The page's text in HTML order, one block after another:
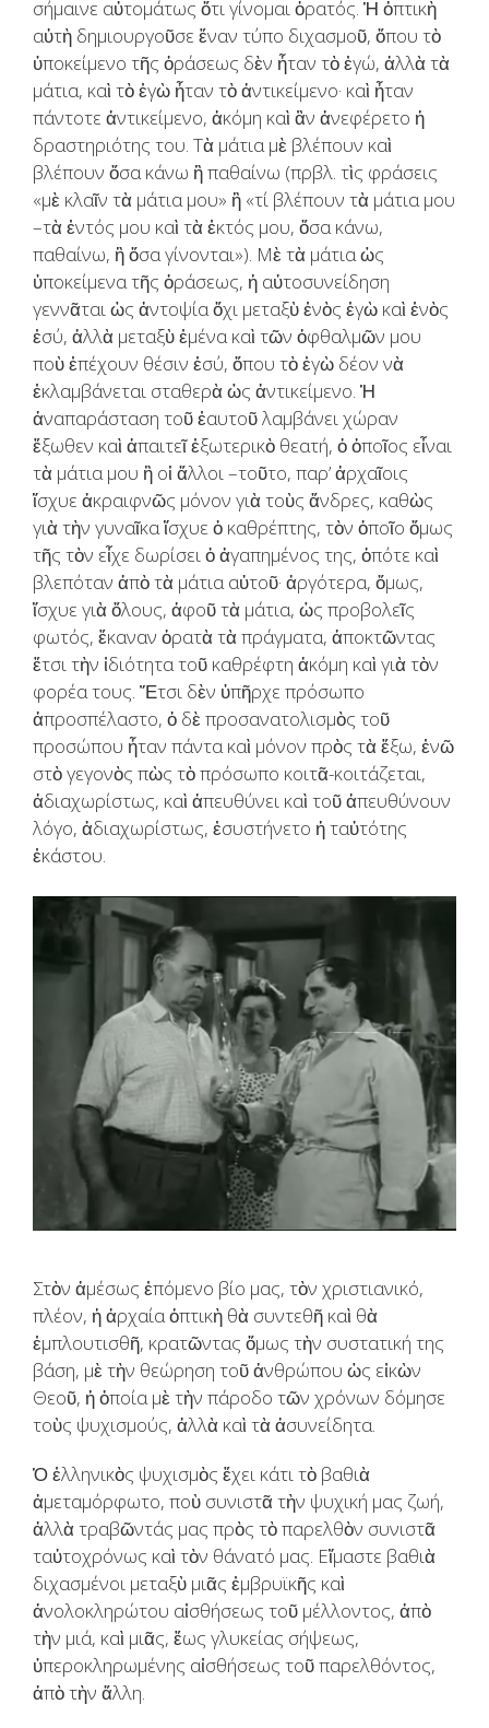
σήμαινε αὐτομάτως ὅτι γίνομαι ὁρατός. Ἡ ὀπτικὴ
αὐτὴ δημιουργοῦσε ἕναν τύπο διχασμοῦ, ὅπου τὸ
ὑποκείμενο τῆς ὁράσεως δὲν ἦταν τὸ ἐγώ, ἀλλὰ τὰ
μάτια, καὶ τὸ ἐγὼ ἦταν τὸ ἀντικείμενο· καὶ ἦταν
πάντοτε ἀντικείμενο, ἀκόμη καὶ ἂν ἀνεφέρετο ἡ
δραστηριότης του. Τὰ μάτια μὲ βλέπουν καὶ
βλέπουν ὅσα κάνω ἢ παθαίνω (πρβλ. τὶς φράσεις
«μὲ κλαῖν τὰ μάτια μου» ἢ «τί βλέπουν τὰ μάτια μου
–τὰ ἐντός μου καὶ τὰ ἐκτός μου, ὅσα κάνω,
παθαίνω, ἢ ὅσα γίνονται»). Μὲ τὰ μάτια ὡς
ὑποκείμενα τῆς ὁράσεως, ἡ αὐτοσυνείδηση
γεννᾶται ὡς ἀντοψία ὄχι μεταξὺ ἑνὸς ἐγὼ καὶ ἑνὸς
ἐσύ, ἀλλὰ μεταξὺ ἐμένα καὶ τῶν ὀφθαλμῶν μου
ποὺ ἐπέχουν θέσιν ἐσύ, ὅπου τὸ ἐγὼ δέον νὰ
ἐκλαμβάνεται σταθερὰ ὡς ἀντικείμενο. Ἡ
ἀναπαράσταση τοῦ ἑαυτοῦ λαμβάνει χώραν
ἔξωθεν καὶ ἀπαιτεῖ ἐξωτερικὸ θεατή, ὁ ὁποῖος εἶναι
τὰ μάτια μου ἢ οἱ ἄλλοι –τοῦτο, παρ’ ἀρχαῖοις
ἴσχυε ἀκραιφνῶς μόνον γιὰ τοὺς ἄνδρες, καθὼς
γιὰ τὴν γυναῖκα ἴσχυε ὁ καθρέπτης, τὸν ὁποῖο ὅμως
τῆς τὸν εἶχε δωρίσει ὁ ἀγαπημένος της, ὁπότε καὶ
βλεπόταν ἀπὸ τὰ μάτια αὐτοῦ· ἀργότερα, ὅμως,
ἴσχυε γιὰ ὅλους, ἀφοῦ τὰ μάτια, ὡς προβολεῖς
φωτός, ἔκαναν ὁρατὰ τὰ πράγματα, ἀποκτῶντας
ἔτσι τὴν ἰδιότητα τοῦ καθρέφτη ἀκόμη καὶ γιὰ τὸν
φορέα τους. Ἔτσι δὲν ὑπῆρχε πρόσωπο
ἀπροσπέλαστο, ὁ δὲ προσανατολισμὸς τοῦ
προσώπου ἦταν πάντα καὶ μόνον πρὸς τὰ ἔξω, ἐνῶ
στὸ γεγονὸς πὼς τὸ πρόσωπο κοιτᾶ-κοιτάζεται,
ἀδιαχωρίστως, καὶ ἀπευθύνει καὶ τοῦ ἀπευθύνουν
λόγο, ἀδιαχωρίστως, ἐσυστήνετο ἡ ταὐτότης
ἑκάστου.
Στὸν ἀμέσως ἐπόμενο βίο μας, τὸν χριστιανικό,
πλέον, ἡ ἀρχαία ὀπτικὴ θὰ συντεθῆ καὶ θὰ
ἐμπλουτισθῆ, κρατῶντας ὅμως τὴν συστατική της
βάση, μὲ τὴν θεώρηση τοῦ ἀνθρώπου ὡς εἰκὼν
Θεοῦ, ἡ ὁποία μὲ τὴν πάροδο τῶν χρόνων δόμησε
τοὺς ψυχισμούς, ἀλλὰ καὶ τὰ ἀσυνείδητα.
Ὁ ἑλληνικὸς ψυχισμὸς ἔχει κάτι τὸ βαθιὰ
ἀμεταμόρφωτο, ποὺ συνιστᾶ τὴν ψυχική μας ζωή,
ἀλλὰ τραβῶντάς μας πρὸς τὸ παρελθὸν συνιστᾶ
ταὐτοχρόνως καὶ τὸν θάνατό μας. Εἴμαστε βαθιὰ
διχασμένοι μεταξὺ μιᾶς ἐμβρυϊκῆς καὶ
ἀνολοκληρώτου αἰσθήσεως τοῦ μέλλοντος, ἀπὸ
τὴν μιά, καὶ μιᾶς, ἕως γλυκείας σήψεως,
ὑπεροκληρωμένης αἰσθήσεως τοῦ παρελθόντος,
ἀπὸ τὴν ἄλλη.